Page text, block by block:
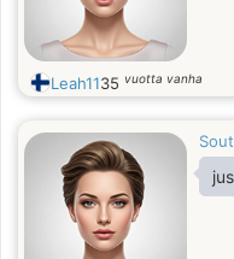
Leah1135 vuotta vanha